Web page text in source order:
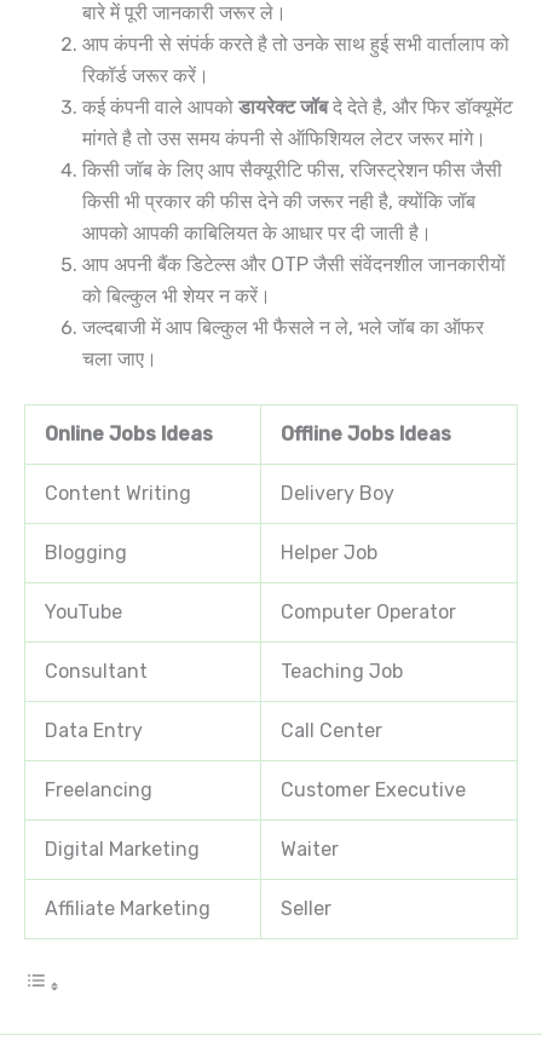
बारे में पूरी जानकारी जरूर ले।
आप कंपनी से संपंर्क करते है तो उनके साथ हुई सभी वार्तालाप को
रिकॉर्ड जरूर करें।
कई कंपनी वाले आपको डायरेक्ट जॉबदे देते है, और फिर डॉक्यूमेंट
मांगते है तो उस समय कंपनी से ऑफिशियल लेटर जरूर मांगे।
किसी जॉब के लिए आप सैक्यूरीटि फीस, रजिस्ट्रेशन फीस जैसी
किसी भी प्रकार की फीस देने की जरूर नही है, क्योंकि जॉब
आपको आपकी काबिलियत के आधार पर दी जाती है।
आप अपनी बैंक डिटेल्स और OTP जैसी संवेंदनशील जानकारीयों
को बिल्कुल भी शेयर न करें।
जल्दबाजी में आप बिल्कुल भी फैसले न ले, भले जॉब का ऑफर
चला जाए।
Online Jobs Ideas Offline Jobs Ideas
Content Writing Delivery Boy
Blogging Helper Job
YouTube Computer Operator
Consultant Teaching Job
Data Entry Call Center
Freelancing Customer Executive
Digital Marketing Waiter
Affiliate Marketing Seller